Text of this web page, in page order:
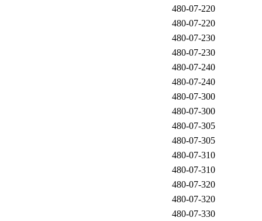
480-07-220
480-07-220
480-07-230
480-07-230
480-07-240
480-07-240
480-07-300
480-07-300
480-07-305
480-07-305
480-07-310
480-07-310
480-07-320
480-07-320
480-07-330